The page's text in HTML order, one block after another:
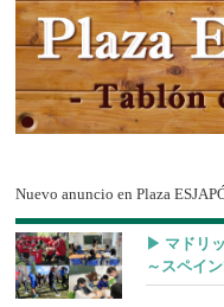
Nuevo anuncio en Plaza
▶︎ マドリ
～スペイ